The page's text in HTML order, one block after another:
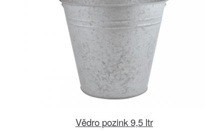
Vědro pozink 9,5 ltr